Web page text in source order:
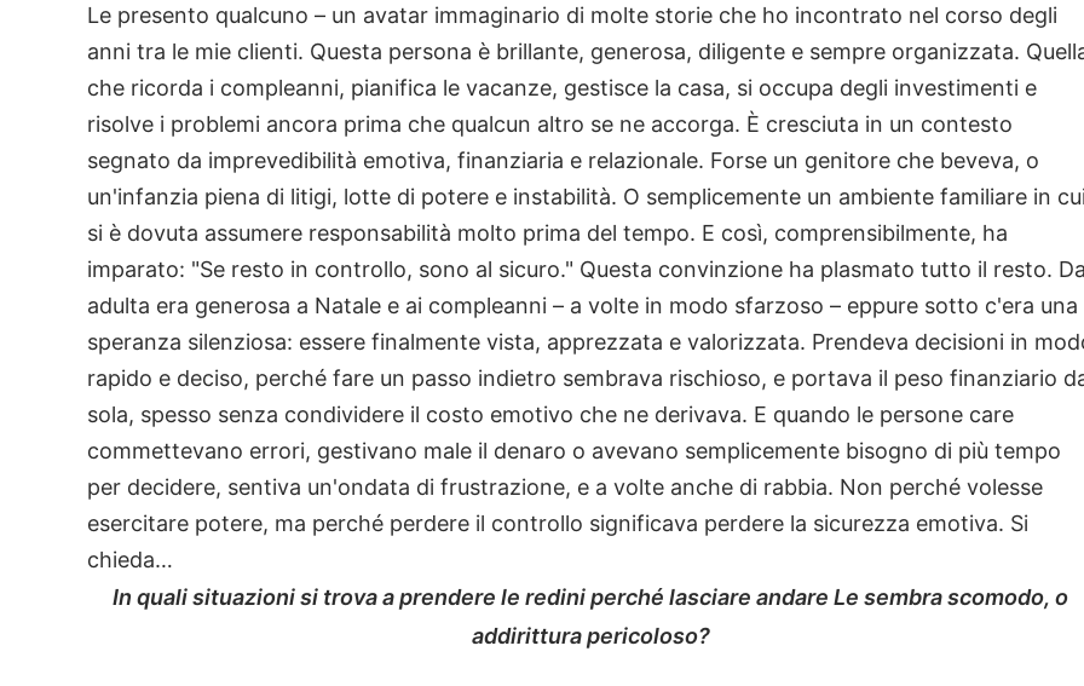
Le presento qualcuno – un avatar immaginario di molte storie che ho incontrato nel corso degli
anni tra le mie clienti. Questa persona è brillante, generosa, diligente e sempre organizzata.
che ricorda i compleanni, pianifica le vacanze, gestisce la casa, si occupa degli investimenti e
risolve i problemi ancora prima che qualcun altro se ne accorga. È cresciuta in un contesto
segnato da imprevedibilità emotiva, finanziaria e relazionale. Forse un genitore che beveva, o
un'infanzia piena di litigi, lotte di potere e instabilità. O semplicemente un ambiente familiare in
si è dovuta assumere responsabilità molto prima del tempo. E così, comprensibilmente, ha
imparato: "Se resto in controllo, sono al sicuro." Questa convinzione ha plasmato tutto il resto.
adulta era generosa a Natale e ai compleanni – a volte in modo sfarzoso – eppure sotto c'era una
speranza silenziosa: essere finalmente vista, apprezzata e valorizzata. Prendeva decisioni in
rapido e deciso, perché fare un passo indietro sembrava rischioso, e portava il peso finanziario
sola, spesso senza condividere il costo emotivo che ne derivava. E quando le persone care
commettevano errori, gestivano male il denaro o avevano semplicemente bisogno di più tempo
per decidere, sentiva un'ondata di frustrazione, e a volte anche di rabbia. Non perché volesse
esercitare potere, ma perché perdere il controllo significava perdere la sicurezza emotiva. Si
chieda…
In quali situazioni si trova a prendere le redini perché lasciare andare Le sembra scomodo, o
addirittura pericoloso?